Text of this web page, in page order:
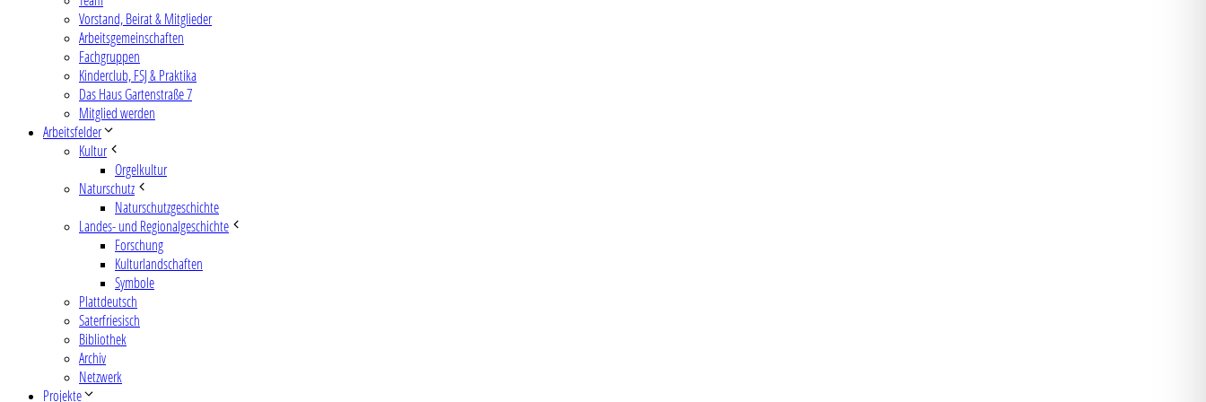
Vorstand, Beirat & Mitglieder
Arbeitsgemeinschaften
Fachgruppen
Kinderclub, FSJ & Praktika
Das Haus Gartenstraße 7
Mitglied werden
Arbeitsfelder
Kultur
Orgelkultur
Naturschutz
Naturschutzgeschichte
Landes- und Regionalgeschichte
Forschung
Kulturlandschaften
Symbole
Plattdeutsch
Saterfriesisch
Bibliothek
Archiv
Netzwerk
Projekte